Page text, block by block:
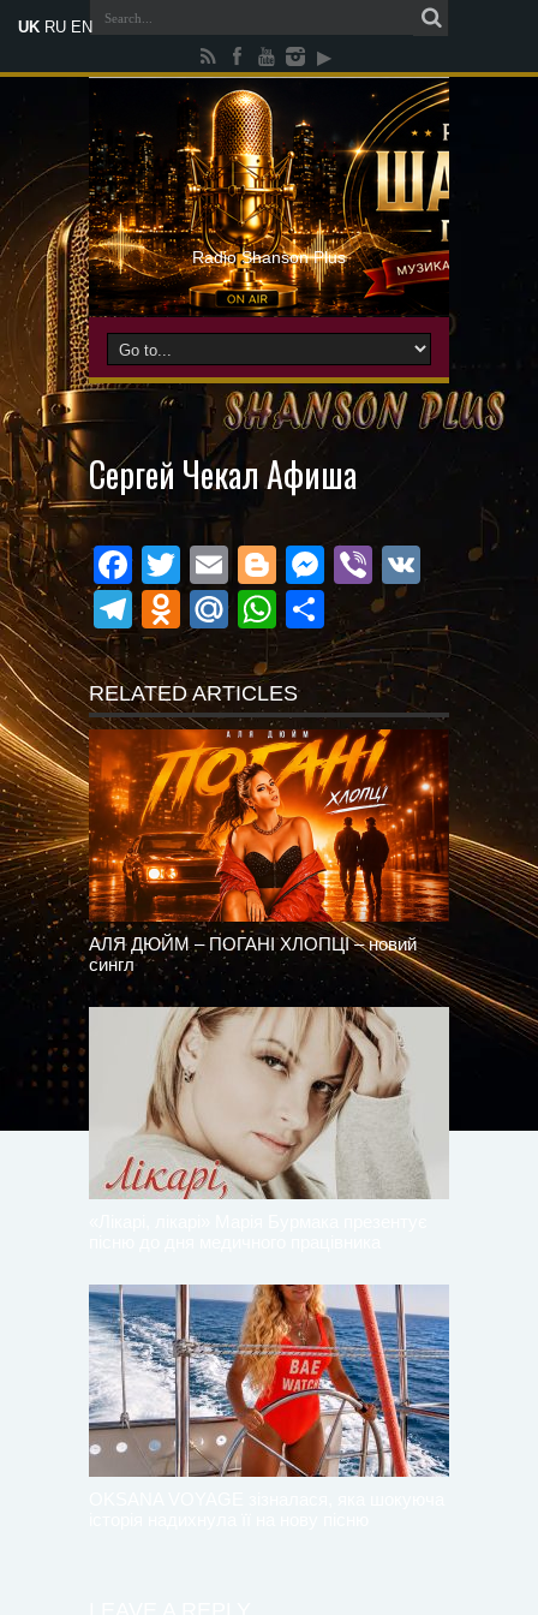
Radio Shanson Plus
Сергей Чекал Афиша
Facebook
Twitter
EmailBlogger
Messenger
ViberVK
Telegram
Odnoklassniki
Mail.RuWhatsApp
Поділитися
RELATED ARTICLES
АЛЯ ДЮЙМ – ПОГАНІ ХЛОПЦІ – новий
сингл
UK RU EN